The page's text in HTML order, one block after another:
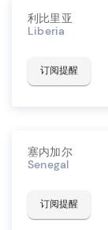
利比里亚
Liberia
订阅提醒
塞内加尔
Senegal
订阅提醒